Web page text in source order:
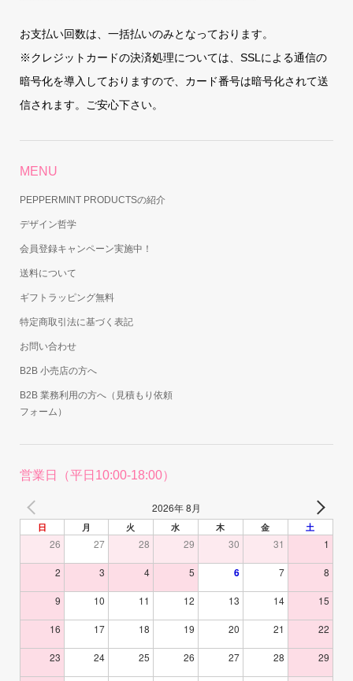
お支払い回数は、一括払いのみとなっております。
※クレジットカードの決済処理については、SSLによる通信の
暗号化を導入しておりますので、カード番号は暗号化されて送
信されます。ご安心下さい。
MENU
PEPPERMINT PRODUCTSの紹介
デザイン哲学
会員登録キャンペーン実施中！
送料について
ギフトラッピング無料
特定商取引法に基づく表記
お問い合わせ
B2B 小売店の方へ
B2B 業務利用の方へ（見積もり依頼
フォーム）
営業日（平日10:00-18:00）
2026年 8月
日 月 火 水 木 金 土
26 27 28 29 30 31 1
2 3 4 5 6 7 8
9 10 11 12 13 14 15
16 17 18 19 20 21 22
23 24 25 26 27 28 29